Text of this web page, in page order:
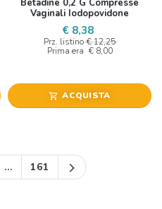
Betadine 0,2 G Compresse
Vaginali Iodopovidone
€ 8,38
Prz. listino € 12,25
Prima era € 8,00
shopping_cart ACQUISTA
… 161 arrow_forward_ios Successivo